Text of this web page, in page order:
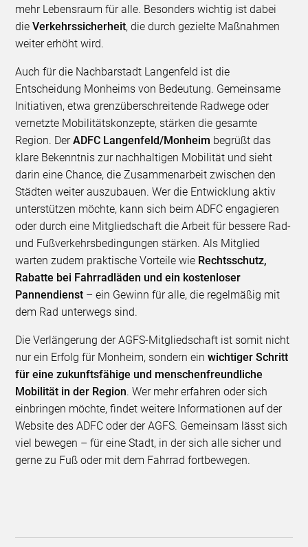
mehr Lebensraum für alle. Besonders wichtig ist dabei
dieVerkehrssicherheit, die durch gezielte Maßnahmen
weiter erhöht wird.
Auch für die Nachbarstadt Langenfeld ist die
Entscheidung Monheims von Bedeutung. Gemeinsame
Initiativen, etwa grenzüberschreitende Radwege oder
vernetzte Mobilitätskonzepte, stärken die gesamte
Region. DerADFC Langenfeld/Monheim begrüßt das
klare Bekenntnis zur nachhaltigen Mobilität und sieht
darin eine Chance, die Zusammenarbeit zwischen den
Städten weiter auszubauen. Wer die Entwicklung aktiv
unterstützen möchte, kann sich beim ADFC engagieren
oder durch eine Mitgliedschaft die Arbeit für bessere Rad-
und Fußverkehrsbedingungen stärken. Als Mitglied
warten zudem praktische Vorteile wie Rechtsschutz,
Rabatte bei Fahrradläden und ein kostenloser
Pannendienst – ein Gewinn für alle, die regelmäßig mit
dem Rad unterwegs sind.
Die Verlängerung der AGFS-Mitgliedschaft ist somit nicht
nur ein Erfolg für Monheim, sondern einwichtiger Schritt
für eine zukunftsfähige und menschenfreundliche
Mobilität in der Region. Wer mehr erfahren oder sich
einbringen möchte, findet weitere Informationen auf der
Website des ADFC oder der AGFS. Gemeinsam lässt sich
viel bewegen – für eine Stadt, in der sich alle sicher und
gerne zu Fuß oder mit dem Fahrrad fortbewegen.